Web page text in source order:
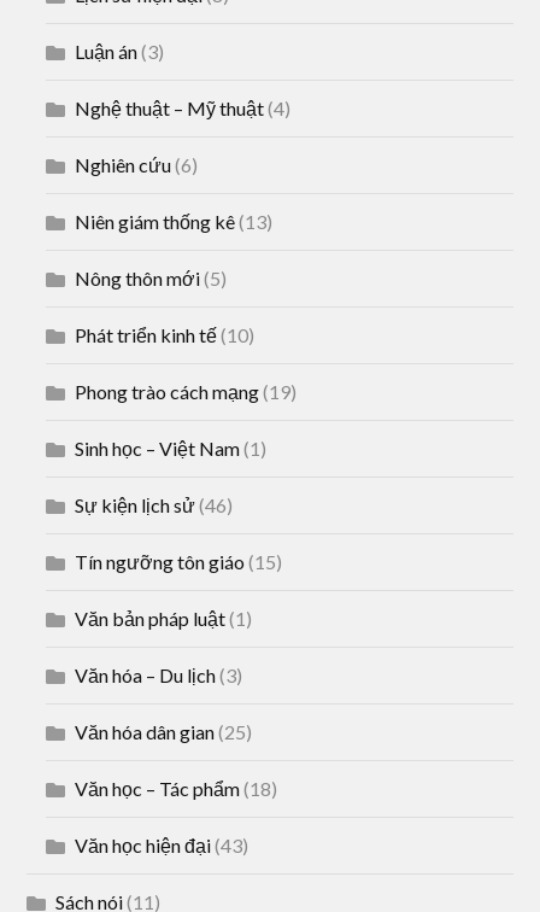
Luận án(3)
Nghệ thuật – Mỹ thuật(4)
Nghiên cứu(6)
Niên giám thống kê(13)
Nông thôn mới(5)
Phát triển kinh tế(10)
Phong trào cách mạng(19)
Sinh học – Việt Nam(1)
Sự kiện lịch sử(46)
Tín ngưỡng tôn giáo (15)
Văn bản pháp luật(1)
Văn hóa – Du lịch(3)
Văn hóa dân gian(25)
Văn học – Tác phẩm(18)
Văn học hiện đại(43)
Sách nói(11)